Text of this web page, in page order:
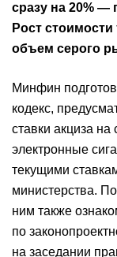
сразу на 20% —
Рост
объем серого
Минфин
кодекс,
ставки акциза
электронные
текущими
министерства.
ним также
по
на заседании